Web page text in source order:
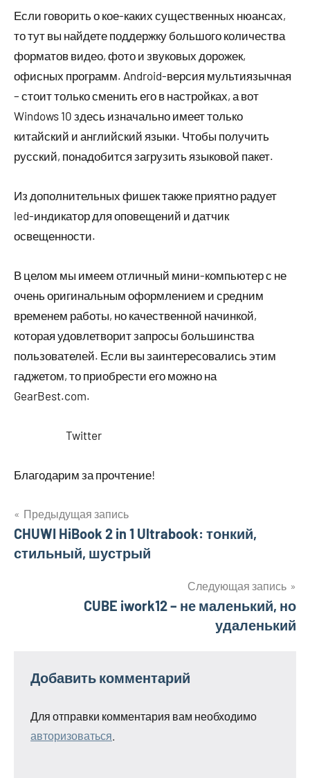
Если говорить о кое-каких существенных нюансах,
то тут вы найдете поддержку большого количества
форматов видео, фото и звуковых дорожек,
офисных программ. Android-версия мультиязычная
– стоит только сменить его в настройках, а вот
Windows 10 здесь изначально имеет только
китайский и английский языки. Чтобы получить
русский, понадобится загрузить языковой пакет.
Из дополнительных фишек также приятно радует
led-индикатор для оповещений и датчик
освещенности.
В целом мы имеем отличный мини-компьютер с не
очень оригинальным оформлением и средним
временем работы, но качественной начинкой,
которая удовлетворит запросы большинства
пользователей. Если вы заинтересовались этим
гаджетом, то приобрести его можно на
GearBest.com.
Twitter
Благодарим за прочтение!
Навигация
по
Предыдущая запись
CHUWI HiBook 2 in 1 Ultrabook: тонкий,
стильный, шустрый
Следующая запись
CUBE iwork12 – не маленький, но
удаленький
Добавить комментарий
Для отправки комментария вам необходимо
авторизоваться